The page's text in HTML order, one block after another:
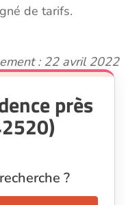
de tarifs.
: 22 avril 2022
près
?